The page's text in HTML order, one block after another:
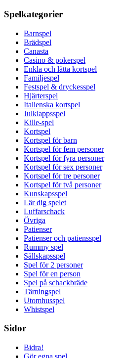
Spelkategorier
Barnspel
Brädspel
Canasta
Casino & pokerspel
Enkla och lätta kortspel
Familjespel
Festspel & dryckesspel
Hjärterspel
Italienska kortspel
Julklappsspel
Kille-spel
Kortspel
Kortspel för barn
Kortspel för fem personer
Kortspel för fyra personer
Kortspel för sex personer
Kortspel för tre personer
Kortspel för två personer
Kunskapsspel
Lär dig spelet
Luffarschack
Övriga
Patienser
Patienser och patiensspel
Rummy spel
Sällskapsspel
Spel för 2 personer
Spel för en person
Spel på schackbräde
Tärningspel
Utomhusspel
Whistspel
Sidor
Bidra!
Gör egna spel